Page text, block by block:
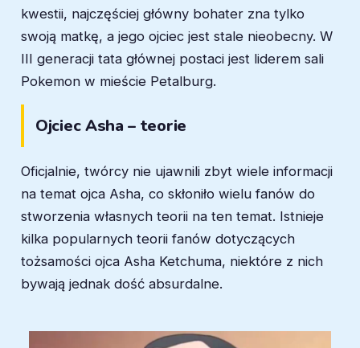
kwestii, najczęściej główny bohater zna tylko
swoją matkę, a jego ojciec jest stale nieobecny. W
III generacji tata głównej postaci jest liderem sali
Pokemon w mieście Petalburg.
Ojciec Asha – teorie
Oficjalnie, twórcy nie ujawnili zbyt wiele informacji
na temat ojca Asha, co skłoniło wielu fanów do
stworzenia własnych teorii na ten temat. Istnieje
kilka popularnych teorii fanów dotyczących
tożsamości ojca Asha Ketchuma, niektóre z nich
bywają jednak dość absurdalne.